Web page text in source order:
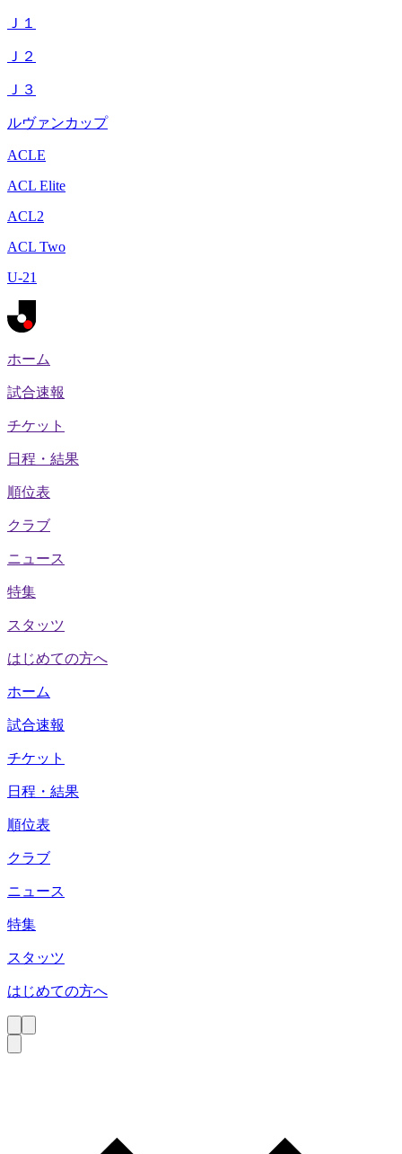
Ｊ１
Ｊ２
Ｊ３
ルヴァンカップ
ACLE
ACL Elite
ACL2
ACL Two
U-21
ホーム
試合速報
チケット
日程・結果
順位表
クラブ
ニュース
特集
スタッツ
はじめての方へ
ホーム
試合速報
チケット
日程・結果
順位表
クラブ
ニュース
特集
スタッツ
はじめての方へ